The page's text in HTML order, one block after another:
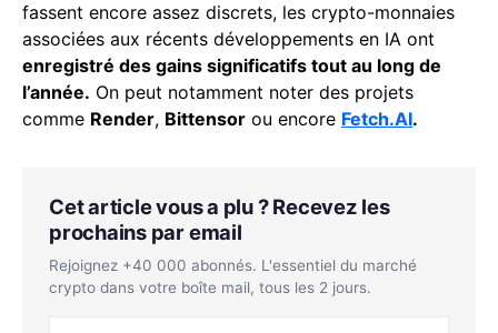
fassent encore assez discrets, les crypto-monnaies
associées aux récents développements en IA ont
enregistré des gains significatifs tout au long de
l’année. On peut notamment noter des projets
comme Render, Bittensor ou encore Fetch.AI.
Cet article vous a plu ? Recevez les
prochains par email
Rejoignez +40 000 abonnés. L'essentiel du marché
crypto dans votre boîte mail, tous les 2 jours.